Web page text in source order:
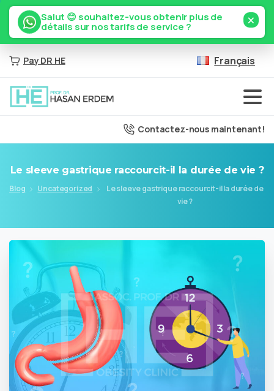
Salut 😊 souhaitez-vous obtenir plus de
détails sur nos tarifs de service ? ×
Pay DR HE Français
Contactez-nous maintenant!
Le sleeve gastrique raccourcit-il la durée de vie ?
Blog Uncategorized
Le sleeve gastrique raccourcit-il la durée de
vie ?